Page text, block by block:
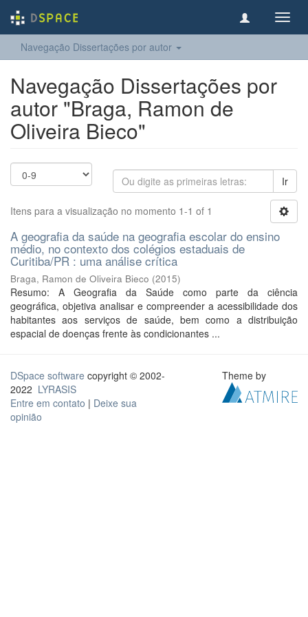
Navegação Dissertações por autor
Navegação Dissertações por
autor "Braga, Ramon de
Oliveira Bieco"
Ir
Itens para a visualização no momento 1-1 of 1
A geografia da saúde na geografia escolar do ensino
médio, no contexto dos colégios estaduais de
Curitiba/PR : uma análise crítica
Braga, Ramon de Oliveira Bieco (2015)
Resumo: A Geografia da Saúde como parte da ciência
geográfica, objetiva analisar e compreender a acessibilidade dos
habitantes aos serviços de saúde, bem como a distribuição
espacial de doenças frente às condicionantes ...
DSpace software copyright © 2002-
2022 LYRASIS
Entre em contato | Deixe sua
opinião
Theme by